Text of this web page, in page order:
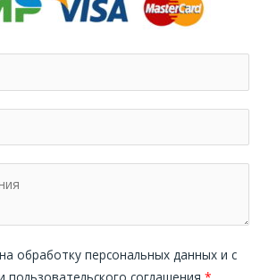
обработку персональных данных и с